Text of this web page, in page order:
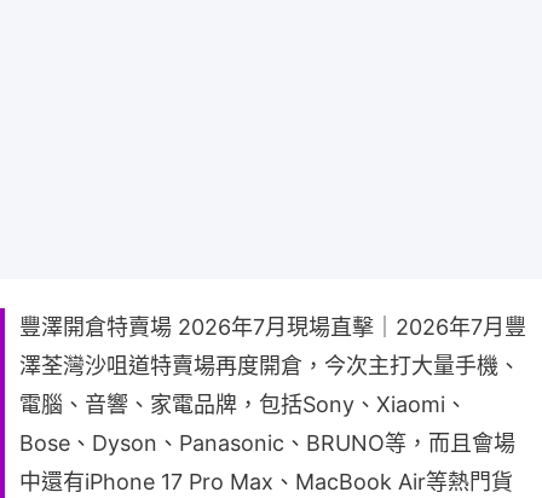
豐澤開倉特賣場 2026年7月現場直擊｜2026年7月豐
澤荃灣沙咀道特賣場再度開倉，今次主打大量手機、
電腦、音響、家電品牌，包括Sony、Xiaomi、
Bose、Dyson、Panasonic、BRUNO等，而且會場
中還有iPhone 17 Pro Max、MacBook Air等熱門貨